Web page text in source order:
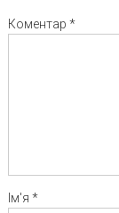
Коментар *
Ім'я *